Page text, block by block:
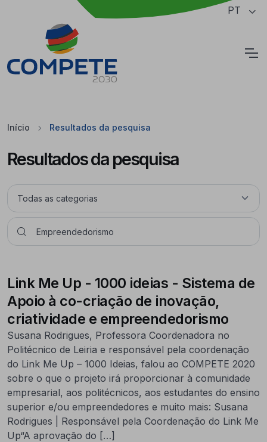
Saltar para o conteúdo principal da página PT
Início Resultados da pesquisa
Resultados da pesquisa
Link Me Up - 1000 ideias - Sistema de
Apoio à co-criação de inovação,
criatividade e empreendedorismo
Susana Rodrigues, Professora Coordenadora no
Politécnico de Leiria e responsável pela coordenação
do Link Me Up – 1000 Ideias, falou ao COMPETE 2020
sobre o que o projeto irá proporcionar à comunidade
empresarial, aos politécnicos, aos estudantes do ensino
superior e/ou empreendedores e muito mais: Susana
Rodrigues | Responsável pela Coordenação do Link Me
Up“A aprovação do […]